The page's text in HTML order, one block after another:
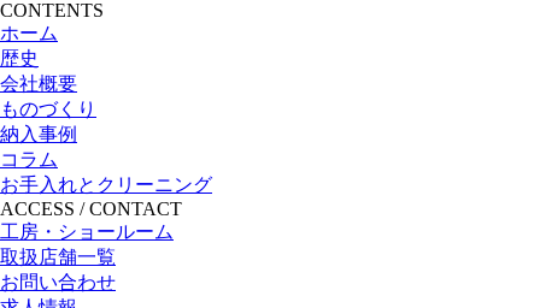
CONTENTS
ホーム
歴史
会社概要
ものづくり
納入事例
コラム
お手入れとクリーニング
ACCESS / CONTACT
工房・ショールーム
取扱店舗一覧
お問い合わせ